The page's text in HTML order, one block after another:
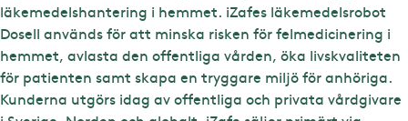
läkemedelshantering i hemmet. iZafes läkemedelsrobot
Dosell används för att minska risken för felmedicinering i
hemmet, avlasta den offentliga vården, öka livskvaliteten
för patienten samt skapa en tryggare miljö för anhöriga.
Kunderna utgörs idag av offentliga och privata vårdgivare